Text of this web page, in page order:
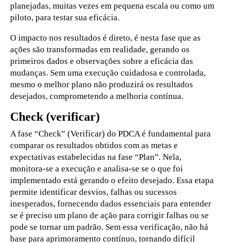
planejadas, muitas vezes em pequena escala ou como um
piloto, para testar sua eficácia.
O impacto nos resultados é direto, é nesta fase que as
ações são transformadas em realidade, gerando os
primeiros dados e observações sobre a eficácia das
mudanças. Sem uma execução cuidadosa e controlada,
mesmo o melhor plano não produzirá os resultados
desejados, comprometendo a melhoria contínua.
Check (verificar)
A fase “Check” (Verificar) do PDCA é fundamental para
comparar os resultados obtidos com as metas e
expectativas estabelecidas na fase “Plan”. Nela,
monitora-se a execução e analisa-se se o que foi
implementado está gerando o efeito desejado. Essa etapa
permite identificar desvios, falhas ou sucessos
inesperados, fornecendo dados essenciais para entender
se é preciso um plano de ação para corrigir falhas ou se
pode se tornar um padrão. Sem essa verificação, não há
base para aprimoramento contínuo, tornando difícil